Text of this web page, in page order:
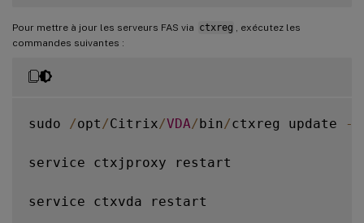
Pour mettre à jour les serveurs FAS via ctxreg
, exécutez les
commandes suivantes :
sudo /opt /Citrix/VDA/bin/ctxreg update -
service ctxjproxy restart
service ctxvda restart